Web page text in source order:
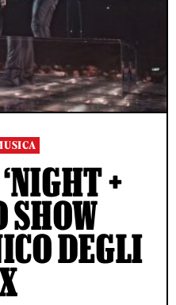
+
SHOW
DEGLI